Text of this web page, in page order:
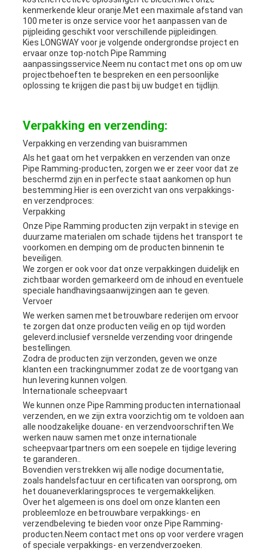
kenmerkende kleur oranje.Met een maximale afstand van
100 meter is onze service voor het aanpassen van de
pijpleiding geschikt voor verschillende pijpleidingen.
Kies LONGWAY voor je volgende ondergrondse project en
ervaar onze top-notch Pipe Ramming
aanpassingsservice.Neem nu contact met ons op om uw
projectbehoeften te bespreken en een persoonlijke
oplossing te krijgen die past bij uw budget en tijdlijn.
Verpakking en verzending:
Verpakking en verzending van buisrammen
Als het gaat om het verpakken en verzenden van onze
Pipe Ramming-producten, zorgen we er zeer voor dat ze
beschermd zijn en in perfecte staat aankomen op hun
bestemming.Hier is een overzicht van ons verpakkings-
en verzendproces:
Verpakking
Onze Pipe Ramming producten zijn verpakt in stevige en
duurzame materialen om schade tijdens het transport te
voorkomen.en demping om de producten binnenin te
beveiligen.
We zorgen er ook voor dat onze verpakkingen duidelijk en
zichtbaar worden gemarkeerd om de inhoud en eventuele
speciale handhavingsaanwijzingen aan te geven.
Vervoer
We werken samen met betrouwbare rederijen om ervoor
te zorgen dat onze producten veilig en op tijd worden
geleverd.inclusief versnelde verzending voor dringende
bestellingen.
Zodra de producten zijn verzonden, geven we onze
klanten een trackingnummer zodat ze de voortgang van
hun levering kunnen volgen.
Internationale scheepvaart
We kunnen onze Pipe Ramming producten internationaal
verzenden, en we zijn extra voorzichtig om te voldoen aan
alle noodzakelijke douane- en verzendvoorschriften.We
werken nauw samen met onze internationale
scheepvaartpartners om een soepele en tijdige levering
te garanderen..
Bovendien verstrekken wij alle nodige documentatie,
zoals handelsfactuur en certificaten van oorsprong, om
het douaneverklaringsproces te vergemakkelijken.
Over het algemeen is ons doel om onze klanten een
probleemloze en betrouwbare verpakkings- en
verzendbeleving te bieden voor onze Pipe Ramming-
producten.Neem contact met ons op voor verdere vragen
of speciale verpakkings- en verzendverzoeken.